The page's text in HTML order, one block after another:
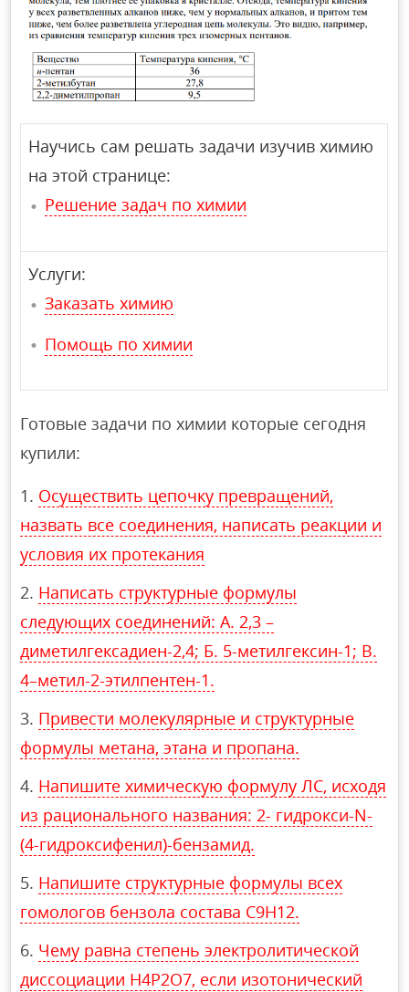
Научись сам решать задачи изучив химию
на этой странице:
Решение задач по химии
Услуги:
Заказать химию
Помощь по химии
Готовые задачи по химии которые сегодня
купили:
Осуществить цепочку превращений,
назвать все соединения, написать реакции и
условия их протекания
Написать структурные формулы
следующих соединений: А. 2,3 –
диметилгексадиен-2,4; Б. 5-метилгексин-1; В.
4–метил-2-этилпентен-1.
Привести молекулярные и структурные
формулы метана, этана и пропана.
Напишите химическую формулу ЛС, исходя
из рационального названия: 2- гидрокси-N-
(4-гидроксифенил)-бензамид.
Напишите структурные формулы всех
гомологов бензола состава C9H12.
Чему равна степень электролитической
диссоциации H4P2O7, если изотонический